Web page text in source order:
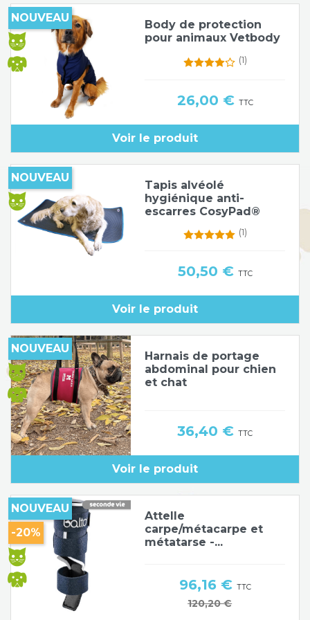
Body de protection
pour animaux Vetbody
(1)
Prix
26,00 € TTC
Voir le produit
NOUVEAU
Tapis alvéolé
hygiénique anti-
escarres CosyPad®
(1)
Prix
50,50 € TTC
Voir le produit
NOUVEAU
Harnais de portage
abdominal pour chien
et chat
Prix
36,40 €TTC
Voir le produit
NOUVEAU
Attelle
carpe/métacarpe et
métatarse -...
Prix de base
120,20 €
Prix
96,16 € TTC
NOUVEAU
-20%
Poids de jambe